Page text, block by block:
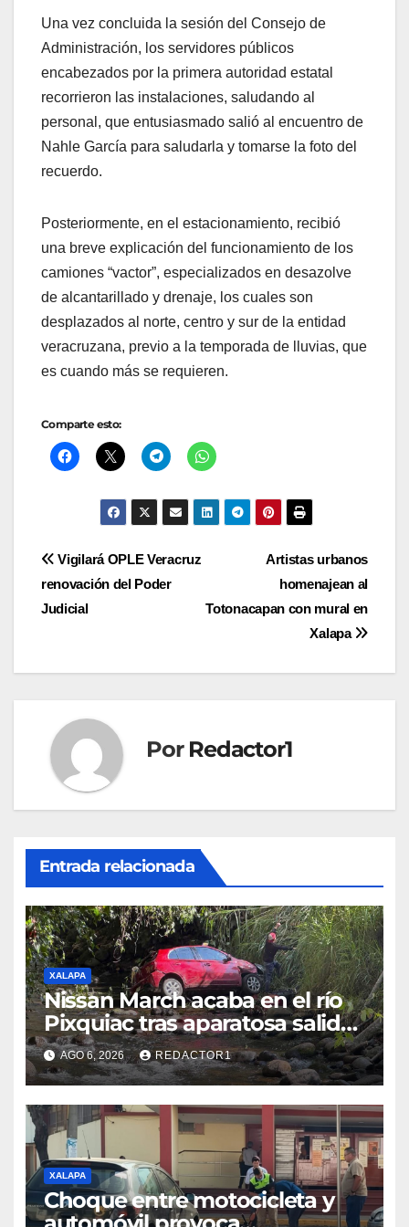
Una vez concluida la sesión del Consejo de
Administración, los servidores públicos
encabezados por la primera autoridad estatal
recorrieron las instalaciones, saludando al
personal, que entusiasmado salió al encuentro de
Nahle García para saludarla y tomarse la foto del
recuerdo.
Posteriormente, en el estacionamiento, recibió
una breve explicación del funcionamiento de los
camiones “vactor”, especializados en desazolve
de alcantarillado y drenaje, los cuales son
desplazados al norte, centro y sur de la entidad
veracruzana, previo a la temporada de lluvias, que
es cuando más se requieren.
Comparte esto:
Navegación
de
Artistas urbanos
homenajean al
Totonacapan con mural en
Xalapa
Vigilará OPLE Veracruz
renovación del Poder
Judicial
Por Redactor1
Entrada relacionada
XALAPA
Nissan March acaba en el río
Pixquiac tras aparatosa salida
de camino en la carretera
Briones
AGO 6, 2026 REDACTOR1
XALAPA
Choque entre motocicleta y